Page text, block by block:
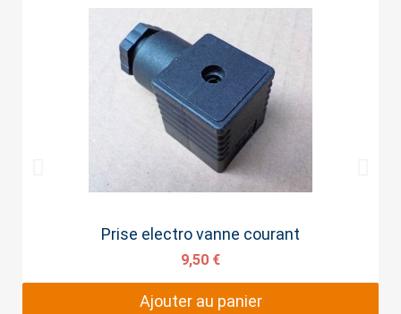
Aperçu rapide
Prise electro vanne courant
9,50 €
Ajouter au panier